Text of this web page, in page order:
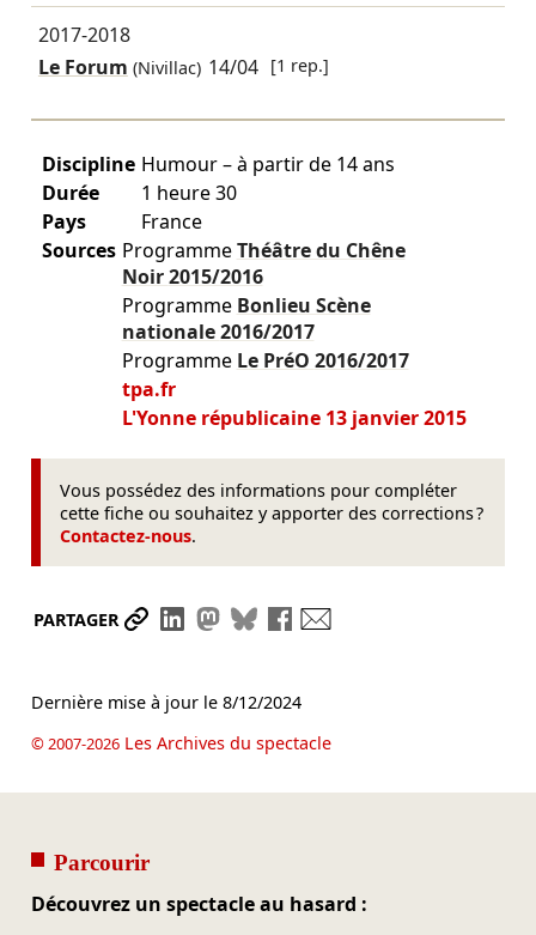
2017-2018
Le Forum (Nivillac) 14/04 [1 rep.]
Discipline Humour – à partir de 14 ans
Durée
1 heure 30
Pays
France
Sources ProgrammeThéâtre du Chêne
Noir2015/2016
Programme Bonlieu Scène
nationale2016/2017
Programme Le PréO 2016/2017
tpa.fr
L'Yonne républicaine 13 janvier 2015
Vous possédez des informations pour compléter
cette fiche ou souhaitez y apporter des corrections ?
Contactez-nous.
PARTAGER Partager le lien
Partager sur LinkedIn
Partager sur Mastodon
Partager sur Bluesky
Partager sur Facebook
Dernière mise à jour le 8/12/2024
© 2007-2026Les Archives du spectacle
Parcourir
Découvrez un spectacle au hasard :